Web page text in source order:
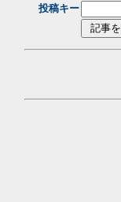
投稿キー